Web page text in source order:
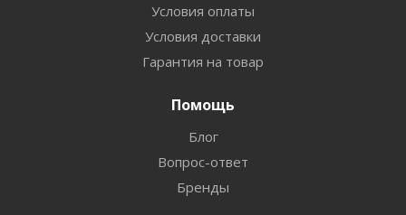
Условия оплаты
Условия доставки
Гарантия на товар
Помощь
Блог
Вопрос-ответ
Бренды